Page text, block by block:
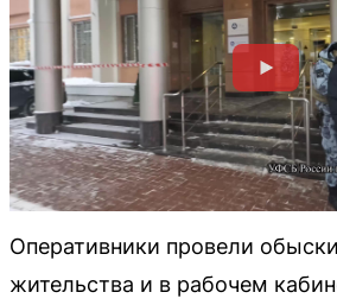
Оперативники провели
жительства и в рабочем